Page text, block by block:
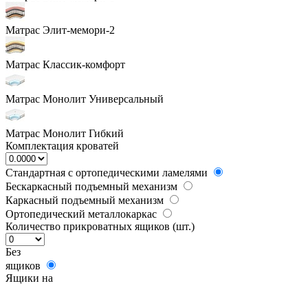
Матрас Элит-мемори-2
Матрас Классик-комфорт
Матрас Монолит Универсальный
Матрас Монолит Гибкий
Комплектация кроватей
Стандартная с ортопедическими ламелями
Бескаркасный подъемный механизм
Каркасный подъемный механизм
Ортопедический металлокаркас
Количество прикроватных ящиков (шт.)
Без
ящиков
Ящики на